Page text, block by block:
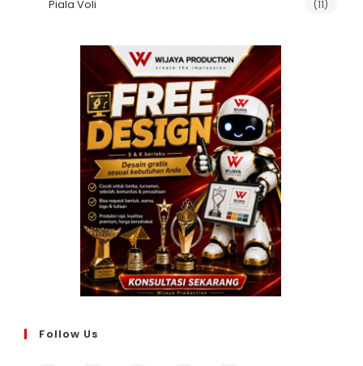
Piala Voli (11)
Follow Us